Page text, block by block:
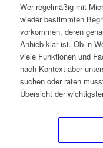
Wer regelmäßig mit
wieder bestimmten
vorkommen, deren
Anhieb klar ist. Ob in
viele Funktionen und
nach Kontext aber
suchen oder raten
Übersicht der